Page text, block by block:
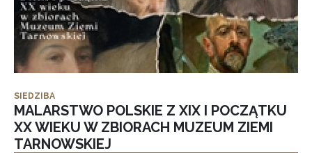
SIEDZIBA
MALARSTWO POLSKIE Z XIX I POCZĄTKU
XX WIEKU W ZBIORACH MUZEUM ZIEMI
TARNOWSKIEJ